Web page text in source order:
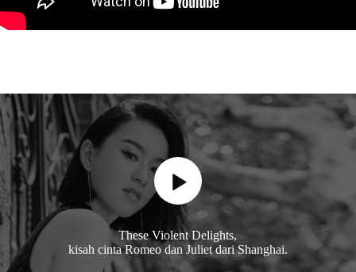
These Violent Delights,
kisah cinta Romeo dan Juliet dari Shanghai.